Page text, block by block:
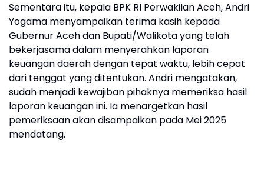
Sementara itu, kepala BPK RI Perwakilan Aceh, Andri
Yogama menyampaikan terima kasih kepada
Gubernur Aceh dan Bupati/Walikota yang telah
bekerjasama dalam menyerahkan laporan
keuangan daerah dengan tepat waktu, lebih cepat
dari tenggat yang ditentukan. Andri mengatakan,
sudah menjadi kewajiban pihaknya memeriksa hasil
laporan keuangan ini. Ia menargetkan hasil
pemeriksaan akan disampaikan pada Mei 2025
mendatang.